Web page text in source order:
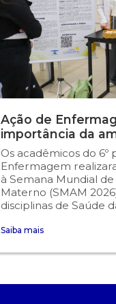
Ação de
importância da
Os acadêmicos do 6º
Enfermagem
à Semana Mundial
Materno (SMAM
disciplinas de Saúde
Saiba mais